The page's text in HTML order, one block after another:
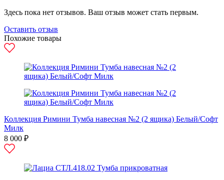
Здесь пока нет отзывов. Ваш отзыв может стать первым.
Оставить отзыв
Похожие товары
Коллекция Римини Тумба навесная №2 (2 ящика) Белый/Софт
Милк
8 000 ₽